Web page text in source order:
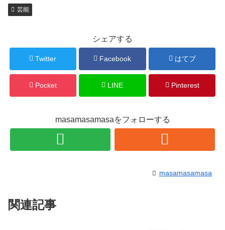
芸能
シェアする
Twitter Facebook はてブ
Pocket LINE Pinterest
masamasamasaをフォローする
masamasamasa
関連記事